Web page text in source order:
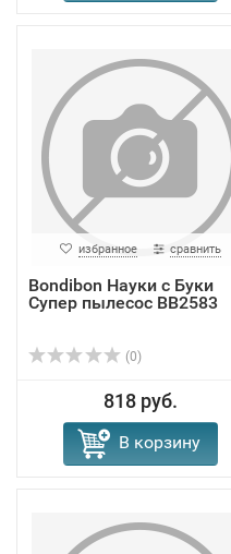
избранное сравнить
Bondibon Науки с Буки
Супер пылесос ВВ2583
(0)
818 руб.
В корзину